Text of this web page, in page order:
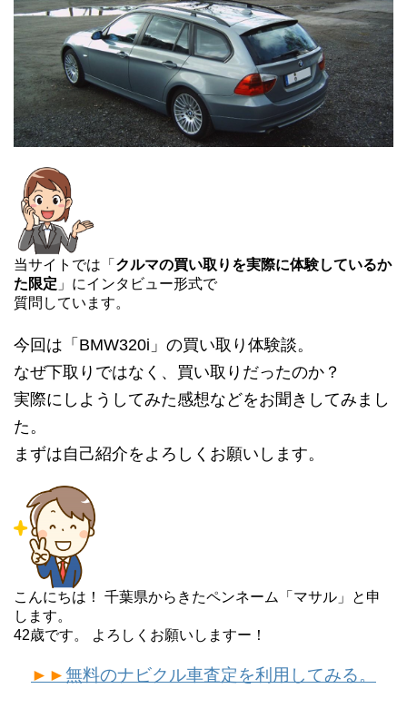
当サイトでは「 クルマの買い取りを実際に体験しているか
た限定 」にインタビュー形式で
質問しています。
今回は「BMW320i」の買い取り体験談。
なぜ下取りではなく、買い取りだったのか？
実際にしようしてみた感想などをお聞きしてみまし
た。
まずは自己紹介をよろしくお願いします。
こんにちは！ 千葉県からきたペンネーム「マサル」と申
します。
42歳です。 よろしくお願いしますー！
►►無料のナビクル車査定を利用してみる。